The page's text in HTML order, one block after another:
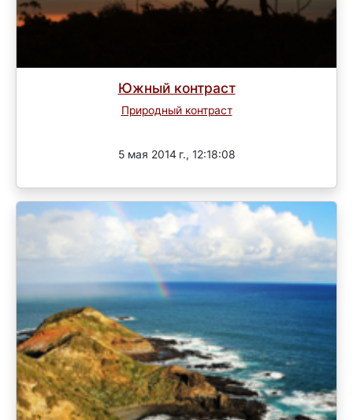
Южный контраст
Природный контраст
5 мая 2014 г., 12:18:08